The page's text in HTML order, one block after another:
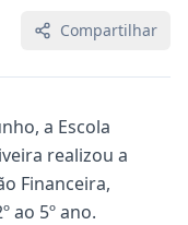
Compartilhar
a Escola
realizou a
Financeira,
ao 5º ano.